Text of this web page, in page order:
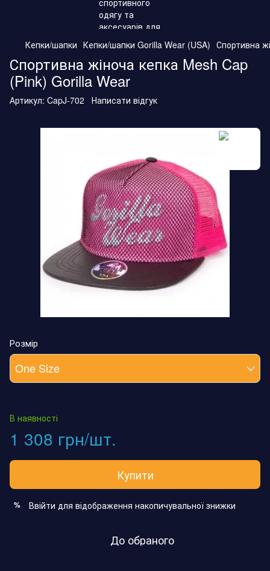
Кепки/шапки Кепки/шапки Gorilla Wear (USA) Спортивна
Спортивна жіноча кепка Mesh Cap
(Pink) Gorilla Wear
Артикул: CapJ-702 Написати відгук
Розмір
One Size
В наявності
1 308 грн/шт.
Купити
% Ввійти для відображення накопичувальної знижки
До обраного